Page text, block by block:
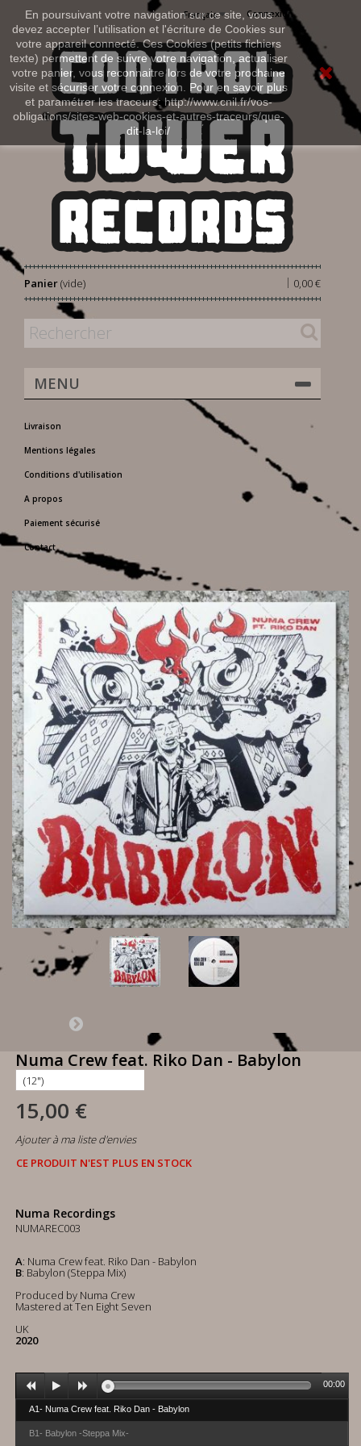
En poursuivant votre navigation sur ce site, vous
devez accepter l’utilisation et l'écriture de Cookies sur
votre appareil connecté. Ces Cookies (petits fichiers
texte) permettent de suivre votre navigation, actualiser
votre panier, vous reconnaitre lors de votre prochaine
visite et sécuriser votre connexion. Pour en savoir plus
et paramétrer les traceurs: http://www.cnil.fr/vos-
obligations/sites-web-cookies-et-autres-traceurs/que-
dit-la-loi/
Connexion
Français
Panier 0,00 €
|
(vide)
MENU
Livraison
Mentions légales
Conditions d'utilisation
A propos
Paiement sécurisé
Contact
Numa Crew feat. Riko Dan - Babylon
15,00 €
Ajouter à ma liste d'envies
CE PRODUIT N'EST PLUS EN STOCK
Numa Recordings
NUMAREC003
A: Numa Crew feat. Riko Dan - Babylon
B: Babylon (Steppa Mix)
Produced by Numa Crew
Mastered at Ten Eight Seven
UK
2020
A1- Numa Crew feat. Riko Dan - Babylon
B1- Babylon -Steppa Mix-
00:00